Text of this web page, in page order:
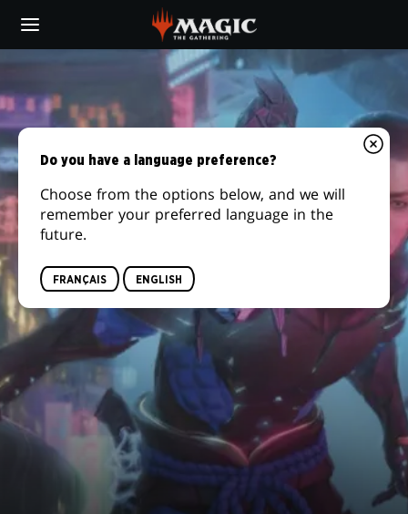
main
Do you have a language preference?
Choose from the options below, and we will
remember your preferred language in the
future.
FRANÇAIS ENGLISH